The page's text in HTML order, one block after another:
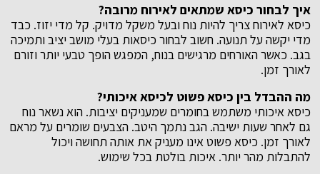
איך לבחור כיסא שמתאים לאירוח מרובה?
כיסא לאירוח צריך להיות נוח ובעל משקל מדויק. קל מדי יזוז. כבד
מדי יקשה על תנועה. חשוב לבחור כיסאות בעלי מושב יציב ותמיכה
בגב. כאשר האורחים מרגישים בנוח, המפגש הופך טבעי יותר וזורם
לאורך זמן.
מה ההבדל בין כיסא פשוט לכיסא איכותי?
כיסא איכותי משתמש בחומרים שמעניקים יציבות. הוא נשאר נוח
גם לאחר שעות ישיבה. הגב נתמך היטב. הצבעים שומרים על מראם
לאורך זמן. כיסא פשוט אינו מעניק את אותה תחושה ויכול
להתבלות מהר יותר. איכות בולטת בכל שימוש.